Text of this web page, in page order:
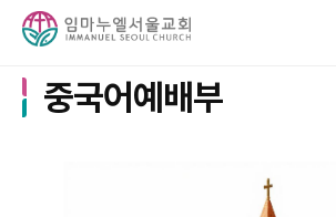
중국어예배부